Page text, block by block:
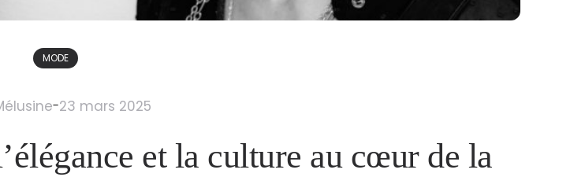
MODE
-23 mars 2025
et la culture au cœur de la